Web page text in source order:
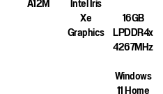
Xe
Graphics
16GB
LPDDR4x
4267MHz
Windows